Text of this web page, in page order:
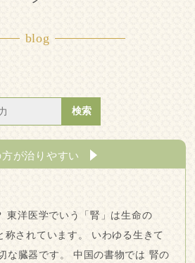
blog
が治りやすい
東洋医学でいう「腎」は生命の
称されています。 いわゆる生きて
な臓器です。 中国の書物では 腎の